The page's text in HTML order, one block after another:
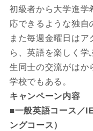
初級者から大学進学
応できるような独自
また毎週金曜日は
ら、英語を楽しく
生同士の交流がはか
学校でもある。
キャンペーン内容
■一般英語コース／
ングコース）